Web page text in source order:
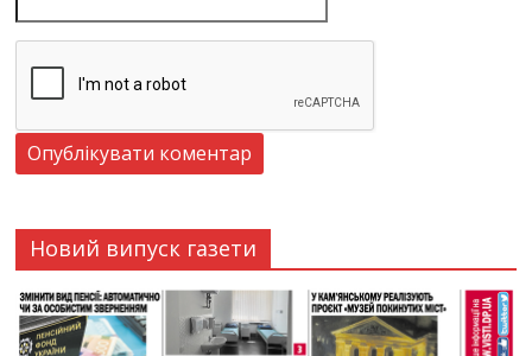
Новий випуск газети